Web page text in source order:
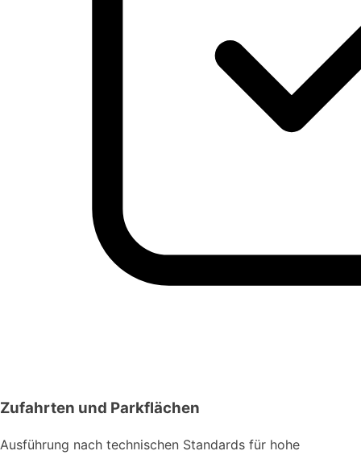
Zufahrten und Parkflächen
Ausführung nach technischen Standards für hohe